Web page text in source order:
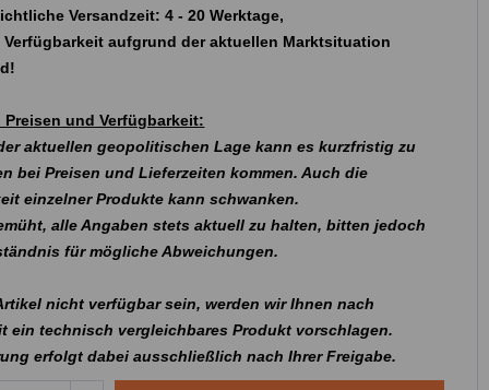
Versandzeit: 4 - 20 Werktage,
Verfügbarkeit aufgrund der aktuellen Marktsituation
Preisen und Verfügbarkeit:
aktuellen geopolitischen Lage kann es kurzfristig zu
bei Preisen und Lieferzeiten kommen. Auch die
einzelner Produkte kann schwanken.
alle Angaben stets aktuell zu halten, bitten jedoch
für mögliche Abweichungen.
nicht verfügbar sein, werden wir Ihnen nach
ein technisch vergleichbares Produkt vorschlagen.
erfolgt dabei ausschließlich nach Ihrer Freigabe.